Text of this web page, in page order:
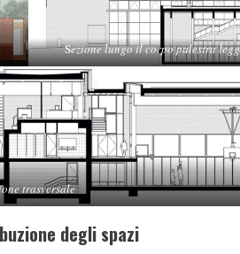
Sezione lungo il corpo palestra
trasversale
degli spazi